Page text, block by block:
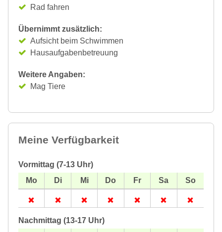
Rad fahren
Übernimmt zusätzlich:
Aufsicht beim Schwimmen
Hausaufgabenbetreuung
Weitere Angaben:
Mag Tiere
Meine Verfügbarkeit
Vormittag (7-13 Uhr)
Nachmittag (13-17 Uhr)